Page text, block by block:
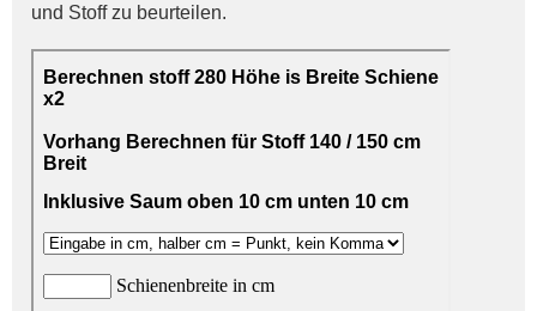
und Stoff zu beurteilen.